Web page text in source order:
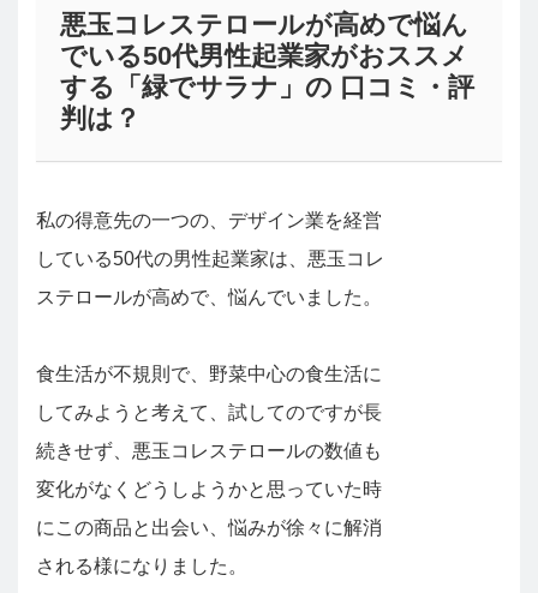
悪玉コレステロールが高めで悩ん
でいる50代男性起業家がおススメ
する「緑でサラナ」の 口コミ・評
判は？
私の得意先の一つの、デザイン業を経営
している50代の男性起業家は、悪玉コレ
ステロールが高めで、悩んでいました。
食生活が不規則で、野菜中心の食生活に
してみようと考えて、試してのですが長
続きせず、悪玉コレステロールの数値も
変化がなくどうしようかと思っていた時
にこの商品と出会い、悩みが徐々に解消
される様になりました。